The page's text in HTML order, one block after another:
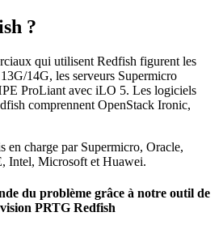
?
qui utilisent Redfish figurent les
14G, les serveurs Supermicro
ProLiant avec iLO 5. Les logiciels
comprennent OpenStack Ironic,
en charge par Supermicro, Oracle,
Intel, Microsoft et Huawei.
du problème grâce à notre outil de
PRTG Redfish